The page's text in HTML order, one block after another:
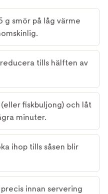
g smör på låg värme
tills hälften av
fiskbuljong) och låt
minuter.
ihop tills såsen blir
innan servering